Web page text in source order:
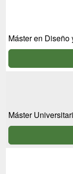
Máster en
Máster